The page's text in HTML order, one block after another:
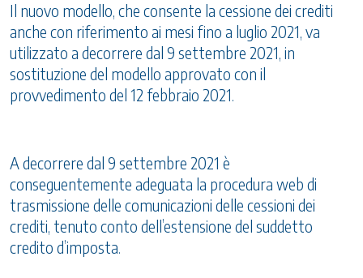
Il nuovo modello, che consente la cessione dei crediti
anche con riferimento ai mesi fino a luglio 2021, va
utilizzato a decorrere dal 9 settembre 2021, in
sostituzione del modello approvato con il
provvedimento del 12 febbraio 2021.
A decorrere dal 9 settembre 2021 è
conseguentemente adeguata la procedura web di
trasmissione delle comunicazioni delle cessioni dei
crediti, tenuto conto dell’estensione del suddetto
credito d’imposta.